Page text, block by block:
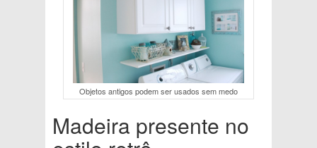
Objetos antigos podem ser usados sem medo
Madeira presente no